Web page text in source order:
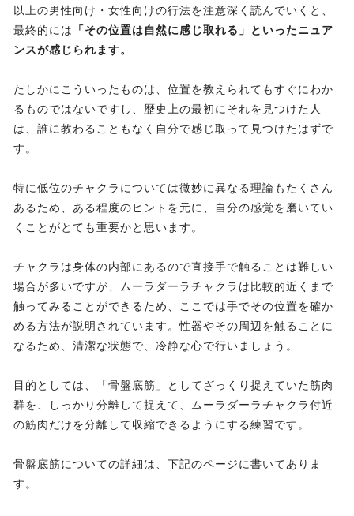
以上の男性向け・女性向けの行法を注意深く読んでいくと、
最終的には
「その位置は自然に感じ取れる」といったニュア
ンスが感じられます。
たしかにこういったものは、位置を教えられてもすぐにわか
るものではないですし、歴史上の最初にそれを見つけた人
は、誰に教わることもなく自分で感じ取って見つけたはずで
す。
特に低位のチャクラについては微妙に異なる理論もたくさん
あるため、ある程度のヒントを元に、自分の感覚を磨いてい
くことがとても重要かと思います。
チャクラは身体の内部にあるので直接手で触ることは難しい
場合が多いですが、ムーラダーラチャクラは比較的近くまで
触ってみることができるため、ここでは手でその位置を確か
める方法が説明されています。性器やその周辺を触ることに
なるため、清潔な状態で、冷静な心で行いましょう。
目的としては、「骨盤底筋」としてざっくり捉えていた筋肉
群を、しっかり分離して捉えて、ムーラダーラチャクラ付近
の筋肉だけを分離して収縮できるようにする練習です。
骨盤底筋についての詳細は、下記のページに書いてありま
す。